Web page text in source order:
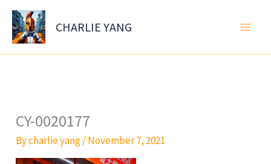
Skip
content
CHARLIE YANG
CY-0020177
Bycharlie yang/November 7, 2021